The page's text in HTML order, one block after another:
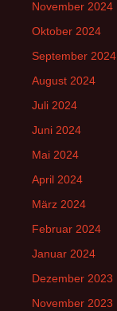
November 2024
Oktober 2024
September 2024
August 2024
Juli 2024
Juni 2024
Mai 2024
April 2024
März 2024
Februar 2024
Januar 2024
Dezember 2023
November 2023